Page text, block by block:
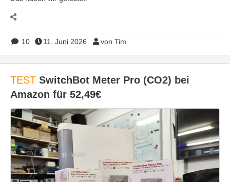
10 11. Juni 2026 von Tim
TEST SwitchBot Meter Pro (CO2) bei
Amazon für 52,49€